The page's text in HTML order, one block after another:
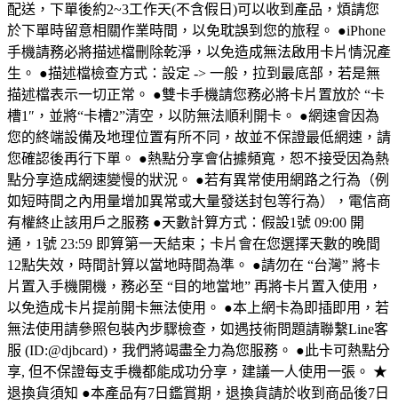
配送，下單後約2~3工作天(不含假日)可以收到產品，煩請您
於下單時留意相關作業時間，以免耽誤到您的旅程。 ●iPhone
手機請務必將描述檔刪除乾淨，以免造成無法啟用卡片情況產
生。 ●描述檔檢查方式：設定 -> 一般，拉到最底部，若是無
描述檔表示一切正常。 ●雙卡手機請您務必將卡片置放於 “卡
槽1″，並將“卡槽2”清空，以防無法順利開卡。 ●網速會因為
您的終端設備及地理位置有所不同，故並不保證最低網速，請
您確認後再行下單。 ●熱點分享會佔據頻寬，恕不接受因為熱
點分享造成網速變慢的狀況。 ●若有異常使用網路之行為（例
如短時間之內用量增加異常或大量發送封包等行為），電信商
有權終止該用戶之服務 ●天數計算方式：假設1號 09:00 開
通，1號 23:59 即算第一天結束；卡片會在您選擇天數的晚間
12點失效，時間計算以當地時間為準。 ●請勿在 “台灣” 將卡
片置入手機開機，務必至 “目的地當地” 再將卡片置入使用，
以免造成卡片提前開卡無法使用。 ●本上網卡為即插即用，若
無法使用請參照包裝內步驟檢查，如遇技術問題請聯繫Line客
服 (ID:@djbcard)，我們將竭盡全力為您服務。 ●此卡可熱點分
享, 但不保證每支手機都能成功分享，建議一人使用一張。 ★
退換貨須知 ●本產品有7日鑑賞期，退換貨請於收到商品後7日